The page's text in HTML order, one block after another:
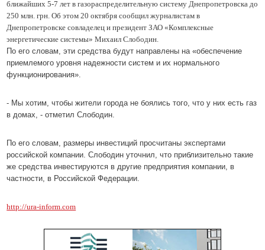
ближайших 5-7 лет в газораспределительную систему Днепропетровска до
250 млн. грн. Об этом 20 октября сообщил журналистам в
Днепропетровске совладелец и президент ЗАО «Комплексные
энергетические системы» Михаил Слободин.
По его словам, эти средства будут направлены на «обеспечение
приемлемого уровня надежности систем и их нормального
функционирования».
- Мы хотим, чтобы жители города не боялись того, что у них есть газ
в домах, - отметил Слободин.
По его словам, размеры инвестиций просчитаны экспертами
российской компании. Слободин уточнил, что приблизительно такие
же средства инвестируются в другие предприятия компании, в
частности, в Российской Федерации.
http://ura-inform.com